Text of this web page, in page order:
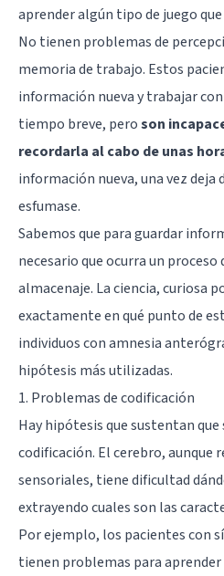
aprender algún tipo de juego
No tienen problemas de
memoria de trabajo. Estos
información nueva y trabajar
tiempo breve, peroson
recordarla al cabo de unas
información nueva, una vez deja
esfumase.
Sabemos que para guardar
necesario que ocurra un proceso
almacenaje. La ciencia, curiosa
exactamente en qué punto de
individuos con amnesia
hipótesis más utilizadas.
1. Problemas de codificación
Hay hipótesis que sustentan
codificación. El cerebro, aunque
sensoriales, tiene dificultad
extrayendo cuales son las
Por ejemplo, los pacientes con
tienen problemas para